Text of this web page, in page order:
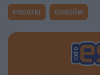
PODATKI GORZÓW